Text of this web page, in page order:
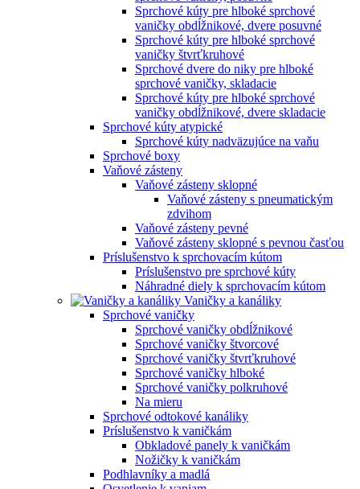
Sprchové kúty pre hlboké sprchové
vaničky obdĺžnikové, dvere posuvné
Sprchové kúty pre hlboké sprchové
vaničky štvrťkruhové
Sprchové dvere do niky pre hlboké
sprchové vaničky, skladacie
Sprchové kúty pre hlboké sprchové
vaničky obdĺžnikové, dvere skladacie
Sprchové kúty atypické
Sprchové kúty nadväzujúce na vaňu
Sprchové boxy
Vaňové zásteny
Vaňové zásteny sklopné
Vaňové zásteny s pneumatickým
zdvihom
Vaňové zásteny pevné
Vaňové zásteny sklopné s pevnou časťou
Príslušenstvo k sprchovacím kútom
Príslušenstvo pre sprchové kúty
Náhradné diely k sprchovacím kútom
Vaničky a kanáliky
Sprchové vaničky
Sprchové vaničky obdĺžnikové
Sprchové vaničky štvorcové
Sprchové vaničky štvrťkruhové
Sprchové vaničky hlboké
Sprchové vaničky polkruhové
Na mieru
Sprchové odtokové kanáliky
Príslušenstvo k vaničkám
Obkladové panely k vaničkám
Nožičky k vaničkám
Podhlavníky a madlá